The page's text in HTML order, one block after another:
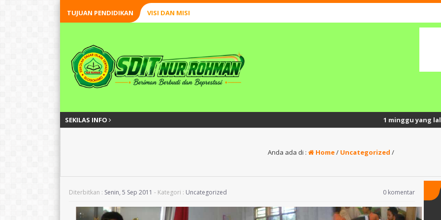
TUJUAN PENDIDIKAN VISI DAN MISI
SEKILAS INFO 1 minggu yang lalu/ Semangat
Anda ada di : Home/ Uncategorized /
Diterbitkan : Senin, 5 Sep 2011 - Kategori : Uncategorized 0 komentar
FITRIA NUR HASANAH,
Surato, S.Pd.I